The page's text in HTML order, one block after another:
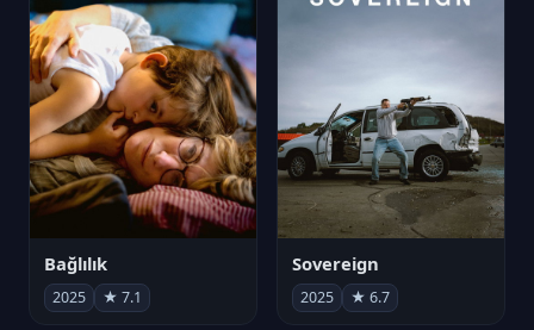
Bağlılık
2025 ★ 7.1
Sovereign
2025 ★ 6.7